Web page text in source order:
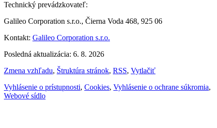
Technický prevádzkovateľ:
Galileo Corporation s.r.o., Čierna Voda 468, 925 06
Kontakt: Galileo Corporation s.r.o.
Posledná aktualizácia: 6. 8. 2026
Zmena vzhľadu, Štruktúra stránok, RSS, Vytlačiť
Vyhlásenie o prístupnosti, Cookies, Vyhlásenie o ochrane súkromia,
Webové sídlo